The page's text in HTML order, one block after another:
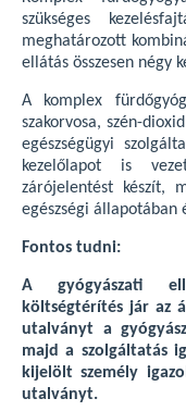
szükséges
meghatározott
ellátás összesen négy
A komplex
szakorvosa, szén-
egészségügyi
kezelőlapot is
zárójelentést készít,
egészségi állapotában
Fontos tudni:
A gyógyászati
költségtérítés jár az
utalványt a
majd a szolgáltatás
kijelölt személy
utalványt.